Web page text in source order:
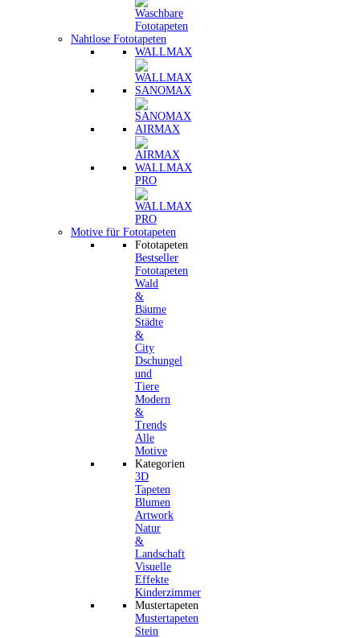
Nahtlose Fototapeten
WALLMAX
SANOMAX
AIRMAX
WALLMAX
PRO
Motive für Fototapeten
Fototapeten
Bestseller
Fototapeten
Wald
&
Bäume
Städte
&
City
Dschungel
und
Tiere
Modern
&
Trends
Alle
Motive
Kategorien
3D
Tapeten
Blumen
Artwork
Natur
&
Landschaft
Visuelle
Effekte
Kinderzimmer
Mustertapeten
Mustertapeten
Stein